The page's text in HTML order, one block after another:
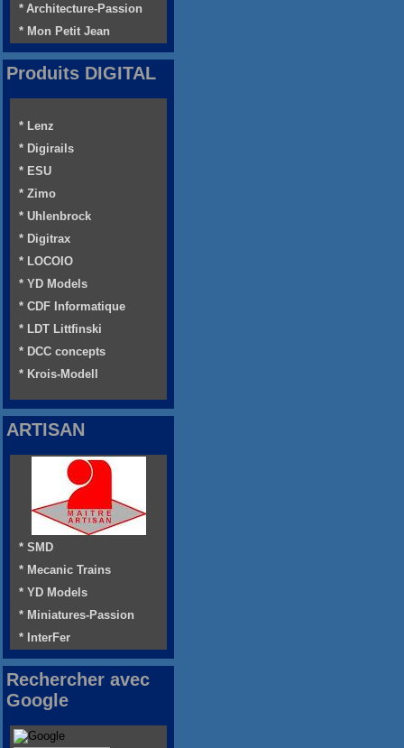
* Architecture-Passion
* Mon Petit Jean
Produits DIGITAL
* Lenz
* Digirails
* ESU
* Zimo
* Uhlenbrock
* Digitrax
* LOCOIO
* YD Models
* CDF Informatique
* LDT Littfinski
* DCC concepts
* Krois-Modell
ARTISAN
* SMD
* Mecanic Trains
* YD Models
* Miniatures-Passion
* InterFer
Rechercher avec
Google